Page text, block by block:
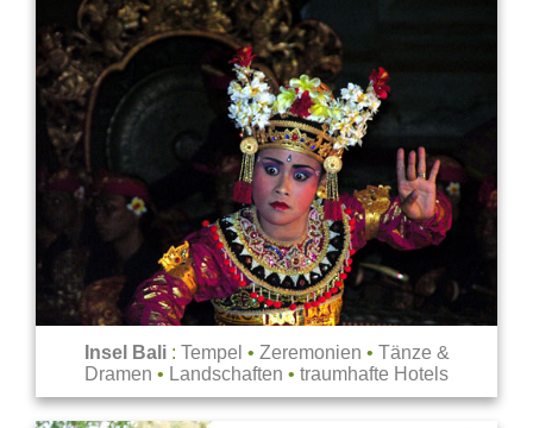
Insel Bali : Tempel • Zeremonien • Tänze &
Dramen • Landschaften • traumhafte Hotels